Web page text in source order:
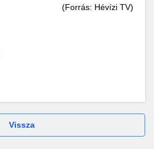
(Forrás: Hévízi TV)
Vissza